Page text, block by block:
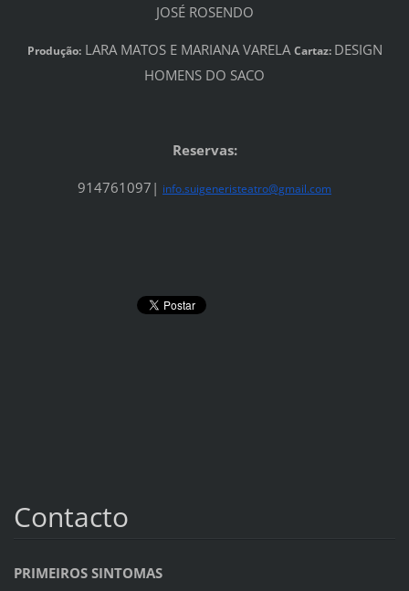
JOSÉ ROSENDO
Produção:LARA MATOS E MARIANA VARELA Cartaz: DESIGN
HOMENS DO SACO
Reservas:
914761097| info.suigeneristeatro@gmail.com
Contacto
PRIMEIROS SINTOMAS